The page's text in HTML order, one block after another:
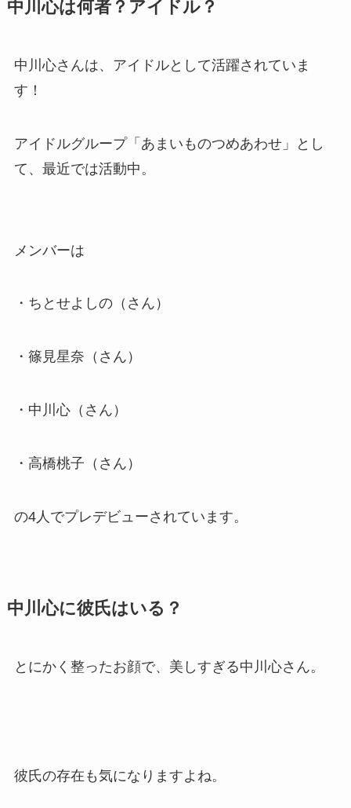
中川心は何者？アイドル？
中川心さんは、アイドルとして活躍されていま
す！
アイドルグループ「あまいものつめあわせ」とし
て、最近では活動中。
メンバーは
・ちとせよしの（さん）
・篠見星奈（さん）
・中川心（さん）
・高橋桃子（さん）
の4人でプレデビューされています。
中川心に彼氏はいる？
とにかく整ったお顔で、美しすぎる中川心さん。
彼氏の存在も気になりますよね。